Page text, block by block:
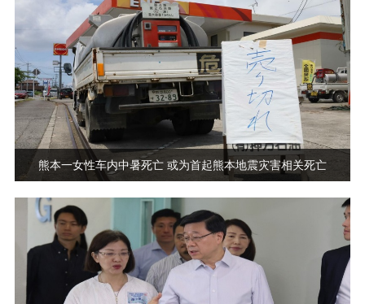
熊本一女性车内中暑死亡 或为首起熊本地震灾害相关死亡